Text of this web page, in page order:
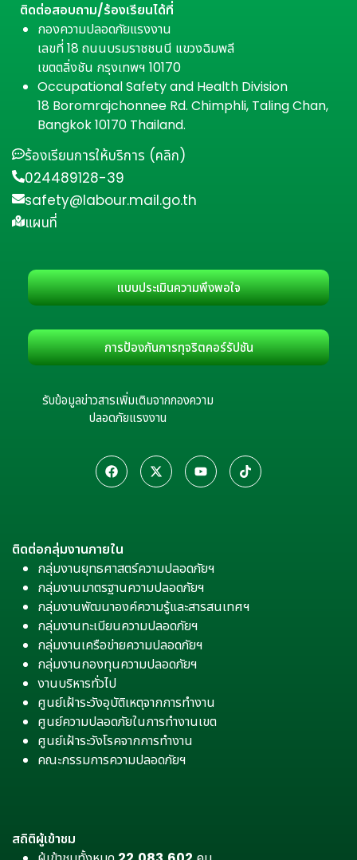
ติดต่อสอบถาม/ร้องเรียนได้ที่
กองความปลอดภัยแรงงาน
เลขที่ 18 ถนนบรมราชชนนี แขวงฉิมพลี
เขตตลิ่งชัน กรุงเทพฯ 10170
Occupational Safety and Health Division
18 Boromrajchonnee Rd. Chimphli, Taling Chan,
Bangkok 10170 Thailand.
ร้องเรียนการให้บริการ (คลิก)
024489128-39
safety@labour.mail.go.th
แผนที่
แบบประเมินความพึงพอใจ
การป้องกันการทุจริตคอร์รัปชัน
รับข้อมูลข่าวสารเพิ่มเติมจากกองความ
ปลอดภัยแรงงาน
ติดต่อกลุ่มงานภายใน
กลุ่มงานยุทธศาสตร์ความปลอดภัยฯ
กลุ่มงานมาตรฐานความปลอดภัยฯ
กลุ่มงานพัฒนาองค์ความรู้และสารสนเทศฯ
กลุ่มงานทะเบียนความปลอดภัยฯ
กลุ่มงานเครือข่ายความปลอดภัยฯ
กลุ่มงานกองทุนความปลอดภัยฯ
งานบริหารทั่วไป
ศูนย์เฝ้าระวังอุบัติเหตุจากการทำงาน
ศูนย์ความปลอดภัยในการทำงานเขต
ศูนย์เฝ้าระวังโรคจากการทำงาน
คณะกรรมการความปลอดภัยฯ
สถิติผู้เข้าชม